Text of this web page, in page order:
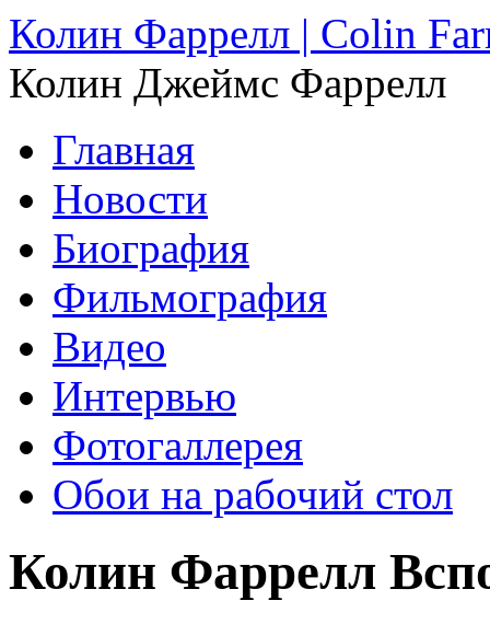
Колин Фаррелл | Colin
Колин Джеймс Фаррелл
Главная
Новости
Биография
Фильмография
Видео
Интервью
Фотогаллерея
Обои на рабочий стол
Колин Фаррелл